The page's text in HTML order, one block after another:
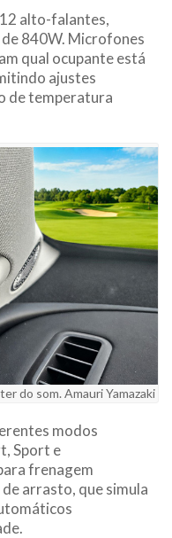
alto-falantes,
840W. Microfones
qual ocupante está
ajustes
de temperatura
do som. Amauri Yamazaki
modos
Sport e
frenagem
arrasto, que simula